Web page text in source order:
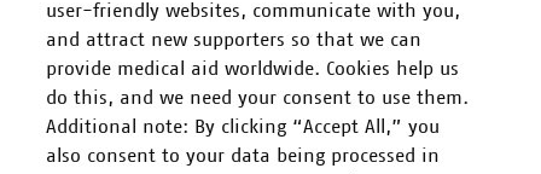
FOLGEN SIE UNS
user-friendly websites, communicate with you,
and attract new supporters so that we can
provide medical aid worldwide. Cookies help us
do this, and we need your consent to use them.
Additional note: By clicking “Accept All,” you
also consent to your data being processed in